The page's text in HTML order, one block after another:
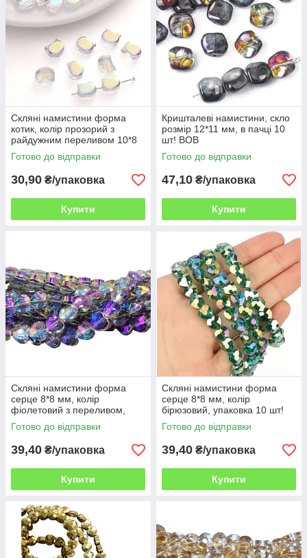
Скляні намистини форма
котик, колір прозорий з
райдужним переливом 10*8
мм, в упаковці 5 шт. ВОВ
Готово до відправки
30,90 ₴/упаковка
Купити
Кришталеві намистини, скло
розмір 12*11 мм, в пачці 10
шт! ВОВ
Готово до відправки
47,10 ₴/упаковка
Купити
Скляні намистини форма
серце 8*8 мм, колір
фіолетовий з переливом,
упаковка 10 шт! ВОВ
Готово до відправки
39,40 ₴/упаковка
Купити
Скляні намистини форма
серце 8*8 мм, колір
бірюзовий, упаковка 10 шт!
BOB
Готово до відправки
39,40 ₴/упаковка
Купити